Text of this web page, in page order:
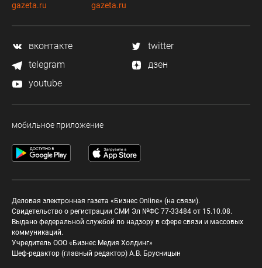
gazeta.ru
gazeta.ru
вконтакте
twitter
telegram
дзен
youtube
мобильное приложение
Деловая электронная газета «Бизнес Online» (на связи).
Свидетельство о регистрации СМИ Эл №ФС 77-33484 от 15.10.08.
Выдано федеральной службой по надзору в сфере связи и массовых
коммуникаций.
Учредитель ООО «Бизнес Медия Холдинг»
Шеф-редактор (главный редактор) А.В. Брусницын